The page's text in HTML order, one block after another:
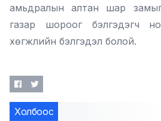
амьдралын алтан шар
газар шороог бэлгэдэгч
хөгжлийн бэлгэдэл болой.
Холбоос